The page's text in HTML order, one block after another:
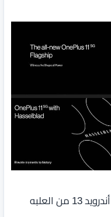
وسوف يعمل الهاتف بنظام تشغيل أندرويد 13 من العلبه